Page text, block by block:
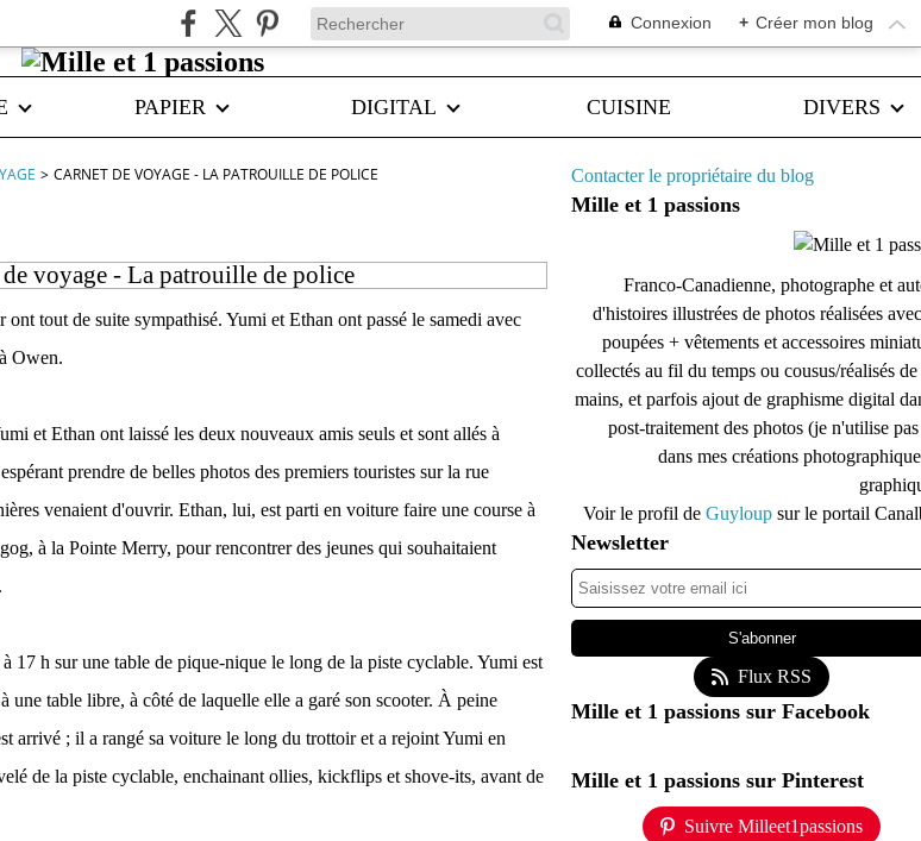
Connexion + Créer mon blog
PAPIER DIGITAL CUISINE DIVERS
> CARNET DE VOYAGE - LA PATROUILLE DE POLICE
voyage - La patrouille de police
tout de suite sympathisé. Yumi et Ethan ont passé le samedi avec
Owen.
et Ethan ont laissé les deux nouveaux amis seuls et sont allés à
prendre de belles photos des premiers touristes sur la rue
venaient d'ouvrir. Ethan, lui, est parti en voiture faire une course à
à la Pointe Merry, pour rencontrer des jeunes qui souhaitaient
17 h sur une table de pique-nique le long de la piste cyclable. Yumi est
une table libre, à côté de laquelle elle a garé son scooter. À peine
arrivé ; il a rangé sa voiture le long du trottoir et a rejoint Yumi en
de la piste cyclable, enchainant ollies, kickflips et shove-its, avant de
Contacter le propriétaire du blog
Mille et 1 passions
Franco-Canadienne, photographe et
d'histoires illustrées de photos réalisées
poupées + vêtements et accessoires
collectés au fil du temps ou cousus/réalisés de
mains, et parfois ajout de graphisme digital
post-traitement des photos (je n'utilise
dans mes créations
Voir le profil de Guyloup sur le portail
Newsletter
Flux RSS
Mille et 1 passions sur Facebook
Mille et 1 passions sur Pinterest
Suivre Milleet1passions